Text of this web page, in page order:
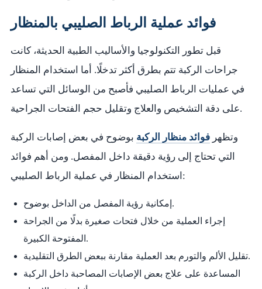
فوائد عملية الرباط الصليبي بالمنظار
قبل تطور التكنولوجيا والأساليب الطبية الحديثة، كانت
جراحات الركبة تتم بطرق أكثر تدخلًا. أما استخدام المنظار
في عمليات الرباط الصليبي فأصبح من الوسائل التي تساعد
على دقة التشخيص والعلاج وتقليل حجم الفتحات الجراحية.
وتظهر فوائد منظار الركبة بوضوح في بعض إصابات الركبة
التي تحتاج إلى رؤية دقيقة داخل المفصل. ومن أهم فوائد
استخدام المنظار في عملية الرباط الصليبي:
إمكانية رؤية المفصل من الداخل بوضوح.
إجراء العملية من خلال فتحات صغيرة بدلًا من الجراحة
المفتوحة الكبيرة.
تقليل الألم والتورم بعد العملية مقارنة ببعض الطرق التقليدية.
المساعدة على علاج بعض الإصابات المصاحبة داخل الركبة